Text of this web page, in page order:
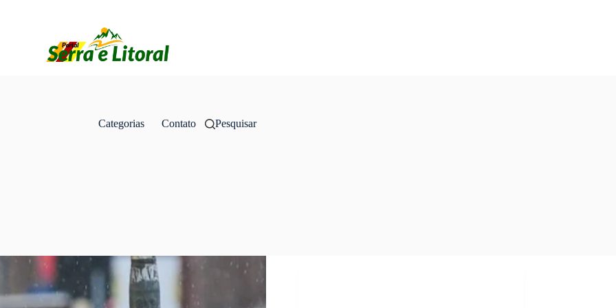
Categorias Contato Pesquisar